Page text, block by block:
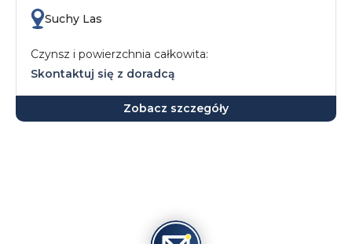
Suchy Las
Czynsz i powierzchnia całkowita:
Skontaktuj się z doradcą
Zobacz szczegóły